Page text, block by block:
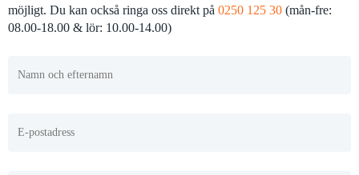
möjligt. Du kan också ringa oss direkt på 0250 125 30 (mån-fre:
08.00-18.00 & lör: 10.00-14.00)